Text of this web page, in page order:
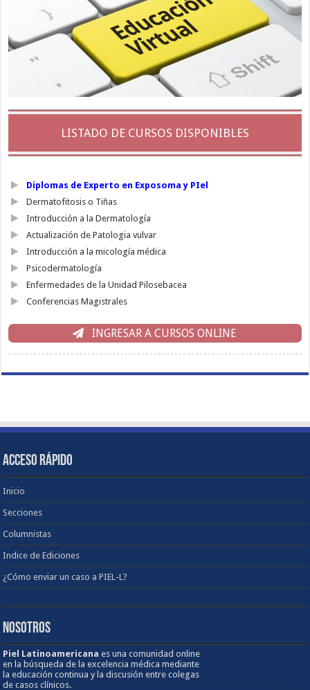
LISTADO DE CURSOS DISPONIBLES
Diplomas de Experto en Exposoma y PIel
Dermatofitosis o Tiñas
Introducción a la Dermatología
Actualización de Patologia vulvar
Introducción a la micología médica
Psicodermatología
Enfermedades de la Unidad Pilosebacea
Conferencias Magistrales
INGRESAR A CURSOS ONLINE
ACCESO RÁPIDO
Inicio
Secciones
Columnistas
Indice de Ediciones
¿Cómo enviar un caso a PIEL-L?
NOSOTROS
Piel Latinoamericanaes una comunidad online
en la búsqueda de la excelencia médica mediante
la educación continua y la discusión entre colegas
de casos clínicos.